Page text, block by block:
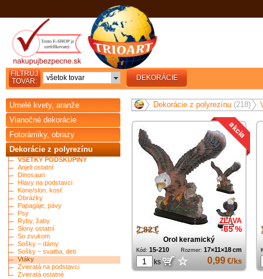
FILTRUJ
TOVAR:
všetok tovar DEKORÁCIE
Umelé kvety, aranže
Vianočné dekorácie
Fotorámiky, obrazy
Dekorácie z polyrezínu
VŠETKY PODSKUPINY
Anjeli ostatní
Dinosauri
Hlavy na podstavci
Kone/slon. kosť
Obrázky
Papagáje, pávy
Psy
Ryby, žaby
Slony ostatní
So zvukom
Sošky – dámy
Sošky – svatba, deti
Vtáky
Zvieratá na podstavci
Zvieratá ostatné
Dekorácie z polyrezínu (218)
2,82 €
ZĽAVA
-65 %
Orol keramický
0,99 €/ks
Rozmer: 17×11×18 cm
Kód: 15-210
ks
☆